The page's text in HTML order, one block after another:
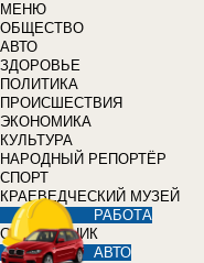
МЕНЮ
ОБЩЕСТВО
АВТО
ЗДОРОВЬЕ
ПОЛИТИКА
ПРОИСШЕСТВИЯ
ЭКОНОМИКА
КУЛЬТУРА
НАРОДНЫЙ РЕПОРТЁР
СПОРТ
КРАЕВЕДЧЕСКИЙ МУЗЕЙ
РАБОТА
СПРАВОЧНИК
АВТО